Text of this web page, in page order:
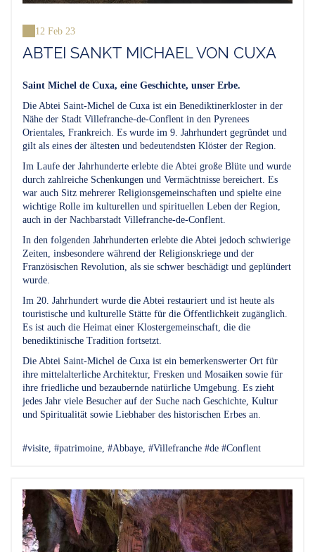
12 Feb 23
ABTEI SANKT MICHAEL VON CUXA
Saint Michel de Cuxa, eine Geschichte, unser Erbe.
Die Abtei Saint-Michel de Cuxa ist ein Benediktinerkloster in der
Nähe der Stadt Villefranche-de-Conflent in den Pyrenees
Orientales, Frankreich. Es wurde im 9. Jahrhundert gegründet und
gilt als eines der ältesten und bedeutendsten Klöster der Region.
Im Laufe der Jahrhunderte erlebte die Abtei große Blüte und wurde
durch zahlreiche Schenkungen und Vermächtnisse bereichert. Es
war auch Sitz mehrerer Religionsgemeinschaften und spielte eine
wichtige Rolle im kulturellen und spirituellen Leben der Region,
auch in der Nachbarstadt Villefranche-de-Conflent.
In den folgenden Jahrhunderten erlebte die Abtei jedoch schwierige
Zeiten, insbesondere während der Religionskriege und der
Französischen Revolution, als sie schwer beschädigt und geplündert
wurde.
Im 20. Jahrhundert wurde die Abtei restauriert und ist heute als
touristische und kulturelle Stätte für die Öffentlichkeit zugänglich.
Es ist auch die Heimat einer Klostergemeinschaft, die die
benediktinische Tradition fortsetzt.
Die Abtei Saint-Michel de Cuxa ist ein bemerkenswerter Ort für
ihre mittelalterliche Architektur, Fresken und Mosaiken sowie für
ihre friedliche und bezaubernde natürliche Umgebung. Es zieht
jedes Jahr viele Besucher auf der Suche nach Geschichte, Kultur
und Spiritualität sowie Liebhaber des historischen Erbes an.
#visite, #patrimoine, #Abbaye, #Villefranche #de #Conflent